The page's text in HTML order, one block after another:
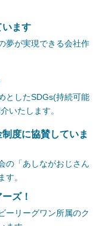
います
夢が実現できる会社作
としたSDGs(持続可能
いたします。
度に協賛していま
の「あしながおじさん
す。
ズ！
ーリーグワン所属のク